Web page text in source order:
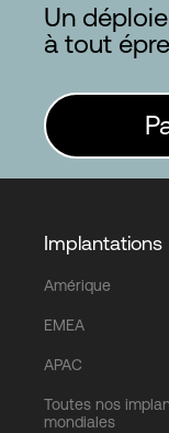
Un
à tout
Implantations
Amérique
EMEA
APAC
Toutes nos
mondiales